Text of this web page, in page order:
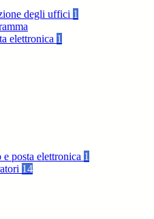
degli uffici 1
elettronica 1
e posta elettronica 1
14